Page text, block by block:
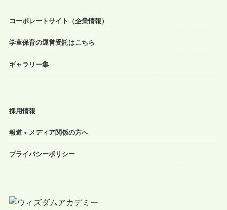
コーポレートサイト（企業情報）
学童保育の運営受託はこちら
ギャラリー集
採用情報
報道 • メディア関係の方へ
プライバシーポリシー